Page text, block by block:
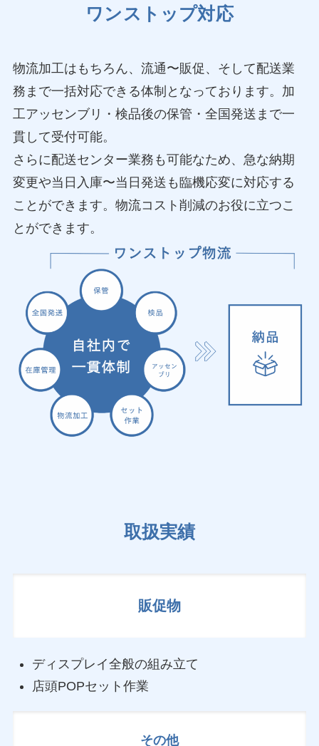
ワンストップ対応
物流加工はもちろん、流通〜販促、そして配送業
務まで一括対応できる体制となっております。加
工アッセンブリ・検品後の保管・全国発送まで一
貫して受付可能。
さらに配送センター業務も可能なため、急な納期
変更や当日入庫〜当日発送も臨機応変に対応する
ことができます。物流コスト削減のお役に立つこ
とができます。
取扱実績
販促物
ディスプレイ全般の組み立て
店頭POPセット作業
その他